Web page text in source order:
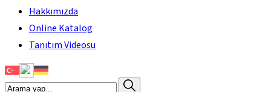
Hakkımızda
Online Katalog
Tanıtım Videosu